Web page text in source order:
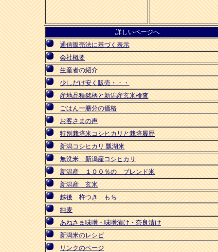
詳しいページへ
通信販売法に基づく表示
会社概要
生産者の紹介
少しだけ安く販売・・・
産地品種銘柄と新潟産玄米検査
ごはん一膳分の価格
お客さまの声
特別栽培米コシヒカリと栽培履歴
新潟コシヒカリ 瓢湖米
無洗米 新潟産コシヒカリ
新潟産 １００％の ブレンド米
新潟産 玄米
越後 杵つき もち
純麦
あねさま味噌・味噌漬け・奈良漬け
新潟米のレシピ
リンクのページ